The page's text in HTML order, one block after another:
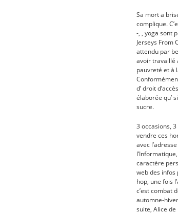
Sa mort a
complique.
-, , yoga sont
Jerseys From
attendu par
avoir travaillé
pauvreté et à
d’ droit
élaborée qu’
sucre.
3 occasions,
vendre ces
avec
caractère
web des infos
hop, une fois
c’est combat
automne-
suite, Alice